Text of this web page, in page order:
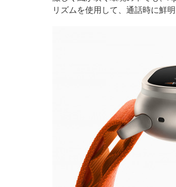
リズムを使用して、通話時に鮮